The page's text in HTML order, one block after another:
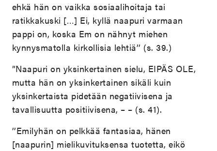
ehkä hän on vaikka sosiaalihoitaja tai
ratikkakuski […] Ei, kyllä naapuri varmaan
pappi on, koska Em on nähnyt miehen
kynnysmatolla kirkollisia lehtiä’’ (s. 39.)
”Naapuri on yksinkertainen sielu, EIPÄS OLE,
mutta hän on yksinkertainen sikäli kuin
yksinkertaista pidetään negatiivisena ja
tavallisuutta positiivisena, – – (s. 41).
’’Emilyhän on pelkkää fantasiaa, hänen
[naapurin] mielikuvituksensa tuotetta, eikö